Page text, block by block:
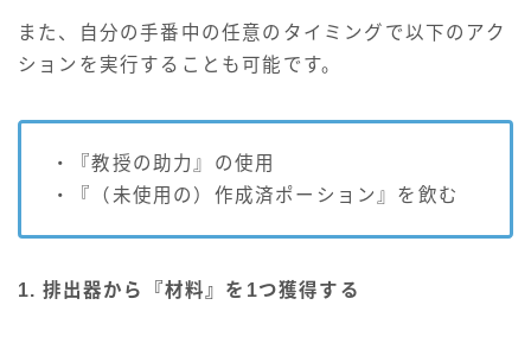
また、自分の手番中の任意のタイミングで以下のアク
ションを実行することも可能です。
・『教授の助力』の使用
・『（未使用の）作成済ポーション』を飲む
1. 排出器から『材料』を1つ獲得する